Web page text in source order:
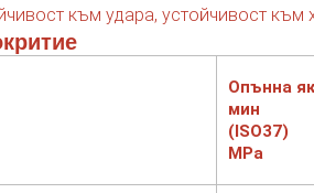
към удара, устойчивост
Опънна
мин
(ISO37)
MPa